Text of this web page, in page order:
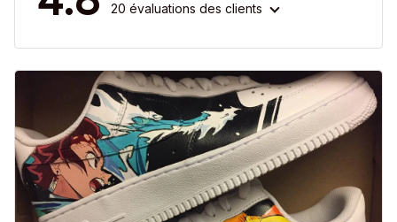
20 évaluations des clients